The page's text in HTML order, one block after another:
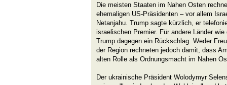
Die meisten Staaten im Nahen Osten
ehemaligen US-Präsidenten – vor allem
Netanjahu. Trump sagte kürzlich, er
israelischen Premier. Für andere Länder
Trump dagegen ein Rückschlag. Weder
der Region rechneten jedoch damit, dass
alten Rolle als Ordnungsmacht im Nahen
Der ukrainische Präsident Wolodymyr